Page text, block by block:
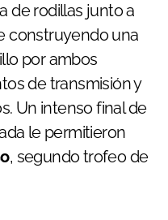
de rodillas junto a
construyendo una
por ambos
de transmisión y
Un intenso final de
le permitieron
, segundo trofeo de